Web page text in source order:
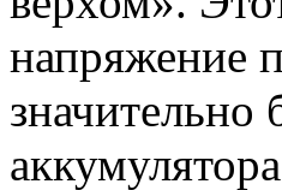
напряжение